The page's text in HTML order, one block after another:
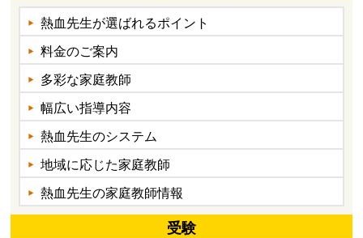
熱血先生が選ばれるポイント
料金のご案内
多彩な家庭教師
幅広い指導内容
熱血先生のシステム
地域に応じた家庭教師
熱血先生の家庭教師情報
受験